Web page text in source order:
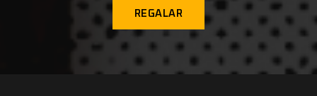
REGALAR